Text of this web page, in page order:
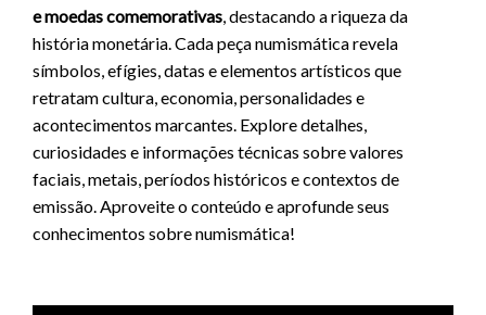
e moedas comemorativas, destacando a riqueza da
história monetária. Cada peça numismática revela
símbolos, efígies, datas e elementos artísticos que
retratam cultura, economia, personalidades e
acontecimentos marcantes. Explore detalhes,
curiosidades e informações técnicas sobre valores
faciais, metais, períodos históricos e contextos de
emissão. Aproveite o conteúdo e aprofunde seus
conhecimentos sobre numismática!